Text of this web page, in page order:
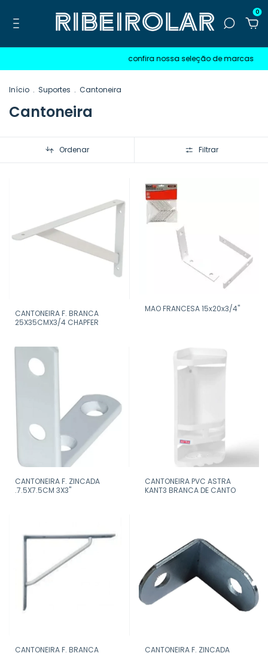
0
confira nossa seleção de marcas
Início . Suportes . Cantoneira
Cantoneira
Ordenar Filtrar
CANTONEIRA F. BRANCA
25X35CMX3/4 CHAPFER
MAO FRANCESA 15x20x3/4"
CANTONEIRA F. ZINCADA
.7.5X7.5CM 3X3"
CANTONEIRA PVC ASTRA
KANT3 BRANCA DE CANTO
CANTONEIRA F. BRANCA
CANTONEIRA F. ZINCADA